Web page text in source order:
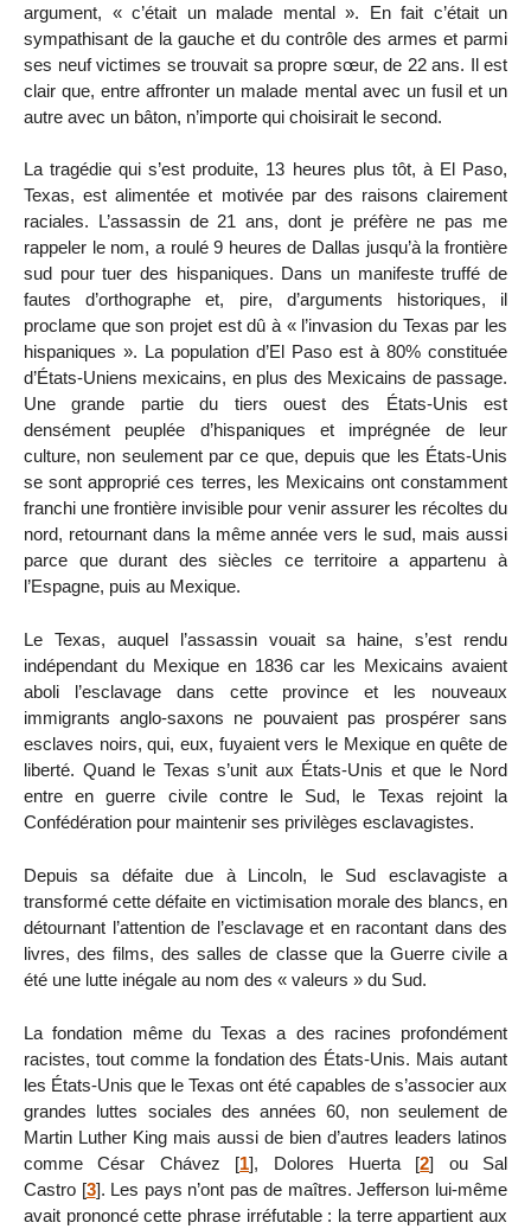
argument, « c’était un malade mental ». En fait c’était un
sympathisant de la gauche et du contrôle des armes et parmi
ses neuf victimes se trouvait sa propre sœur, de 22 ans. Il est
clair que, entre affronter un malade mental avec un fusil et un
autre avec un bâton, n’importe qui choisirait le second.
La tragédie qui s’est produite, 13 heures plus tôt, à El Paso,
Texas, est alimentée et motivée par des raisons clairement
raciales. L’assassin de 21 ans, dont je préfère ne pas me
rappeler le nom, a roulé 9 heures de Dallas jusqu’à la frontière
sud pour tuer des hispaniques. Dans un manifeste truffé de
fautes d’orthographe et, pire, d’arguments historiques, il
proclame que son projet est dû à « l’invasion du Texas par les
hispaniques ». La population d’El Paso est à 80% constituée
d’États-Uniens mexicains, en plus des Mexicains de passage.
Une grande partie du tiers ouest des États-Unis est
densément peuplée d’hispaniques et imprégnée de leur
culture, non seulement par ce que, depuis que les États-Unis
se sont approprié ces terres, les Mexicains ont constamment
franchi une frontière invisible pour venir assurer les récoltes du
nord, retournant dans la même année vers le sud, mais aussi
parce que durant des siècles ce territoire a appartenu à
l’Espagne, puis au Mexique.
Le Texas, auquel l’assassin vouait sa haine, s’est rendu
indépendant du Mexique en 1836 car les Mexicains avaient
aboli l’esclavage dans cette province et les nouveaux
immigrants anglo-saxons ne pouvaient pas prospérer sans
esclaves noirs, qui, eux, fuyaient vers le Mexique en quête de
liberté. Quand le Texas s’unit aux États-Unis et que le Nord
entre en guerre civile contre le Sud, le Texas rejoint la
Confédération pour maintenir ses privilèges esclavagistes.
Depuis sa défaite due à Lincoln, le Sud esclavagiste a
transformé cette défaite en victimisation morale des blancs, en
détournant l’attention de l’esclavage et en racontant dans des
livres, des films, des salles de classe que la Guerre civile a
été une lutte inégale au nom des « valeurs » du Sud.
La fondation même du Texas a des racines profondément
racistes, tout comme la fondation des États-Unis. Mais autant
les États-Unis que le Texas ont été capables de s’associer aux
grandes luttes sociales des années 60, non seulement de
Martin Luther King mais aussi de bien d’autres leaders latinos
comme César Chávez [1], Dolores Huerta[2] ou Sal
Castro [3]. Les pays n’ont pas de maîtres. Jefferson lui-même
avait prononcé cette phrase irréfutable : la terre appartient aux